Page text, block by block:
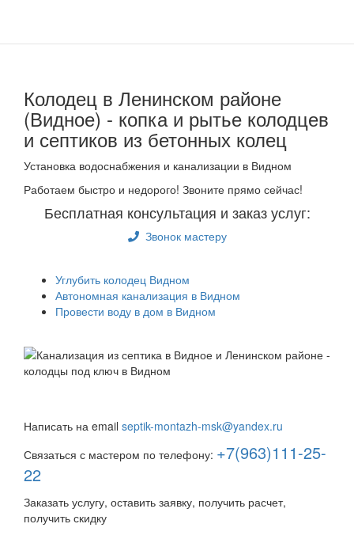
Колодец в Ленинском районе
(Видное) - копка и рытье колодцев
и септиков из бетонных колец
Установка водоснабжения и канализации в Видном
Работаем быстро и недорого! Звоните прямо сейчас!
Бесплатная консультация и заказ услуг:
Звонок мастеру
Углубить колодец Видном
Автономная канализация в Видном
Провести воду в дом в Видном
Написать на email septik-montazh-msk@yandex.ru
Связаться с мастером по телефону: +7(963)111-25-
22
Заказать услугу, оставить заявку, получить расчет,
получить скидку